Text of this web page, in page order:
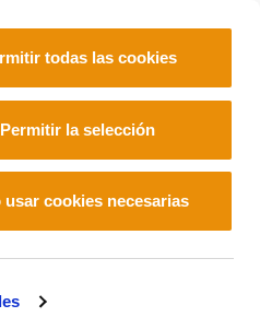
todas las cookies
Permitir la selección
usar cookies necesarias
nadie